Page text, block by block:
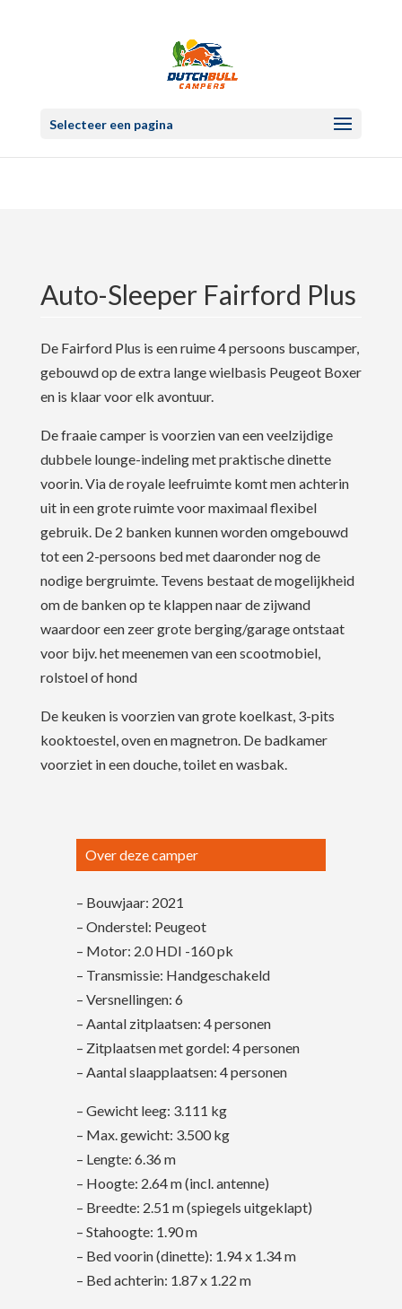
Selecteer een pagina
Auto-Sleeper Fairford Plus
De Fairford Plus is een ruime 4 persoons buscamper,
gebouwd op de extra lange wielbasis Peugeot Boxer
en is klaar voor elk avontuur.
De fraaie camper is voorzien van een veelzijdige
dubbele lounge-indeling met praktische dinette
voorin. Via de royale leefruimte komt men achterin
uit in een grote ruimte voor maximaal flexibel
gebruik. De 2 banken kunnen worden omgebouwd
tot een 2-persoons bed met daaronder nog de
nodige bergruimte. Tevens bestaat de mogelijkheid
om de banken op te klappen naar de zijwand
waardoor een zeer grote berging/garage ontstaat
voor bijv. het meenemen van een scootmobiel,
rolstoel of hond
De keuken is voorzien van grote koelkast, 3-pits
kooktoestel, oven en magnetron. De badkamer
voorziet in een douche, toilet en wasbak.
Over deze camper
– Bouwjaar: 2021
– Onderstel: Peugeot
– Motor: 2.0 HDI -160 pk
– Transmissie: Handgeschakeld
– Versnellingen: 6
– Aantal zitplaatsen: 4 personen
– Zitplaatsen met gordel: 4 personen
– Aantal slaapplaatsen: 4 personen
– Gewicht leeg: 3.111 kg
– Max. gewicht: 3.500 kg
– Lengte: 6.36 m
– Hoogte: 2.64 m (incl. antenne)
– Breedte: 2.51 m (spiegels uitgeklapt)
– Stahoogte: 1.90 m
– Bed voorin (dinette): 1.94 x 1.34 m
– Bed achterin: 1.87 x 1.22 m